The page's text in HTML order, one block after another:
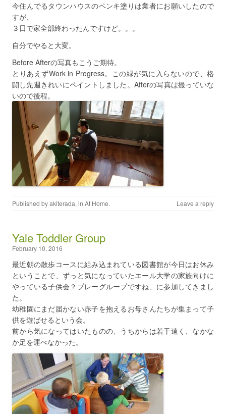
今住んでるタウンハウスのペンキ塗りは業者にお願いしたので
すが、
３日で家全部終わったんですけど。。。
自分でやると大変。
Before Afterの写真もこうご期待。
とりあえずWork in Progress。この緑が気に入らないので、格
闘し先週きれいにペイントしました。Afterの写真は撮っていな
いので後程。
Published byakiterada, in At Home. Leave a reply
Yale Toddler Group
February 10, 2016
最近朝の散歩コースに組み込まれている図書館が今日はお休み
ということで、ずっと気になっていたエール大学の家族向けに
やっている子供会？プレーグループですね、に参加してきまし
た。
幼稚園にまだ届かない赤子を抱えるお母さんたちが集まって子
供を遊ばせるという会。
前から気になってはいたものの、うちからは若干遠く、なかな
か足を運べなかった。